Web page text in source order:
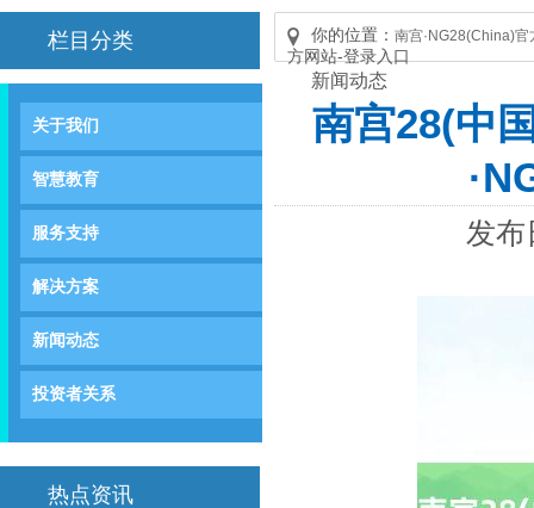
栏目分类
关于我们
智慧教育
服务支持
解决方案
新闻动态
投资者关系
热点资讯
你的位置： 南宫·NG28(China)
方网站-登录入口
新闻动态
南宫28(中
发